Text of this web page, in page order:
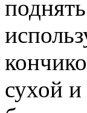
сухой